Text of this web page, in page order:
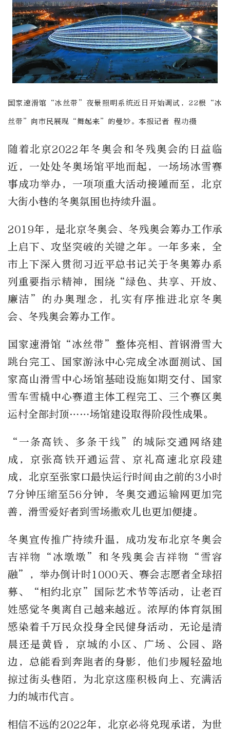
国家速滑馆“冰丝带”夜景照明系统近日开始调试，22根“冰
丝带”向市民展现“舞起来”的曼妙。本报记者 程功摄
随着北京2022年冬奥会和冬残奥会的日益临
近，一处处冬奥场馆平地而起，一场场冰雪赛
事成功举办，一项项重大活动接踵而至，北京
大街小巷的冬奥氛围也持续升温。
2019年，是北京冬奥会、冬残奥会筹办工作承
上启下、攻坚突破的关键之年。一年多来，全
市上下深入贯彻习近平总书记关于冬奥筹办系
列重要指示精神，围绕“绿色、共享、开放、
廉洁”的办奥理念，扎实有序推进北京冬奥
会、冬残奥会筹办工作。
国家速滑馆“冰丝带”整体亮相、首钢滑雪大
跳台完工、国家游泳中心完成全冰面测试、国
家高山滑雪中心场馆基础设施如期交付、国家
雪车雪橇中心赛道主体工程完工、三个赛区奥
运村全部封顶……场馆建设取得阶段性成果。
“一条高铁、多条干线”的城际交通网络建
成，京张高铁开通运营、京礼高速北京段建
成，北京至张家口最快运行时间由之前的3小时
7分钟压缩至56分钟，冬奥交通运输网更加完
善，滑雪爱好者到雪场撒欢儿也更加便捷。
冬奥宣传推广持续升温，成功发布北京冬奥会
吉祥物“冰墩墩”和冬残奥会吉祥物“雪容
融”，举办倒计时1000天、赛会志愿者全球招
募、“相约北京”国际艺术节等活动，让老百
姓感觉冬奥离自己越来越近。浓厚的体育氛围
感染着千万民众投身全民健身活动，无论是清
晨还是黄昏，京城的小区、广场、公园、路
边，总能看到奔跑者的身影，他们步履轻盈地
掠过街头巷陌，为北京这座积极向上、充满活
力的城市代言。
相信不远的2022年，北京必将兑现承诺，为世